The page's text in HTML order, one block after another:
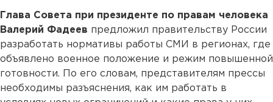
Глава Совета при президенте по правам человека
Валерий Фадеев предложил правительству России
разработать нормативы работы СМИ в регионах, где
объявлено военное положение и режим повышенной
готовности. По его словам, представителям прессы
необходимы разъяснения, как им работать в